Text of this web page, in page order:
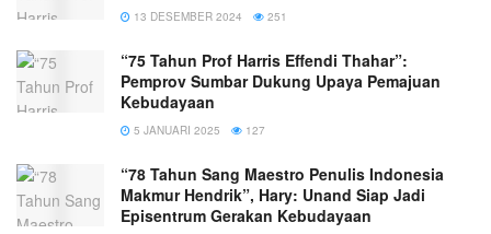
13 DESEMBER 2024 251
“75 Tahun Prof Harris Effendi Thahar”:
Pemprov Sumbar Dukung Upaya Pemajuan
Kebudayaan
5 JANUARI 2025 127
“78 Tahun Sang Maestro Penulis Indonesia
Makmur Hendrik”, Hary: Unand Siap Jadi
Episentrum Gerakan Kebudayaan